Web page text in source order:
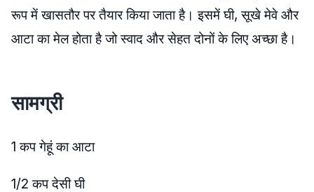
रूप में खासतौर पर तैयार किया जाता है। इसमें घी, सूखे मेवे और
आटा का मेल होता है जो स्वाद और सेहत दोनों के लिए अच्छा है।
सामग्री
1 कप गेहूं का आटा
1/2 कप देसी घी